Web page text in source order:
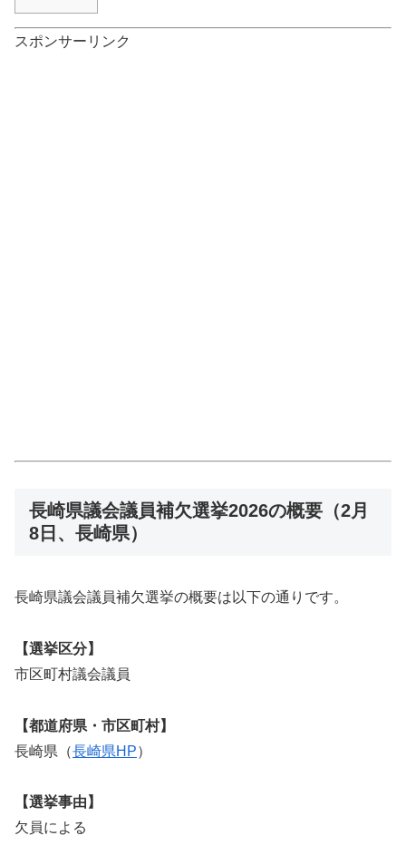
スポンサーリンク
長崎県議会議員補欠選挙2026の概要（2月
8日、長崎県）
長崎県議会議員補欠選挙の概要は以下の通りです。
【選挙区分】
市区町村議会議員
【都道府県・市区町村】
長崎県（長崎県HP）
【選挙事由】
欠員による